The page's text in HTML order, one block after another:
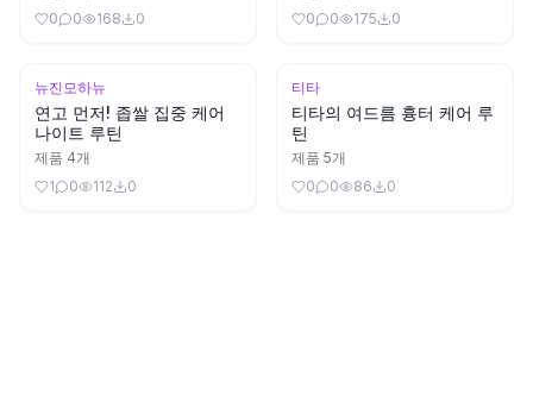
0
0 168 0
0
0 175 0
뉴진모하뉴
연고 먼저! 좁쌀 집중 케어
나이트 루틴
제품 4개
1
0 112 0
티타
티타의 여드름 흉터 케어 루
틴
제품 5개
0
0 86 0